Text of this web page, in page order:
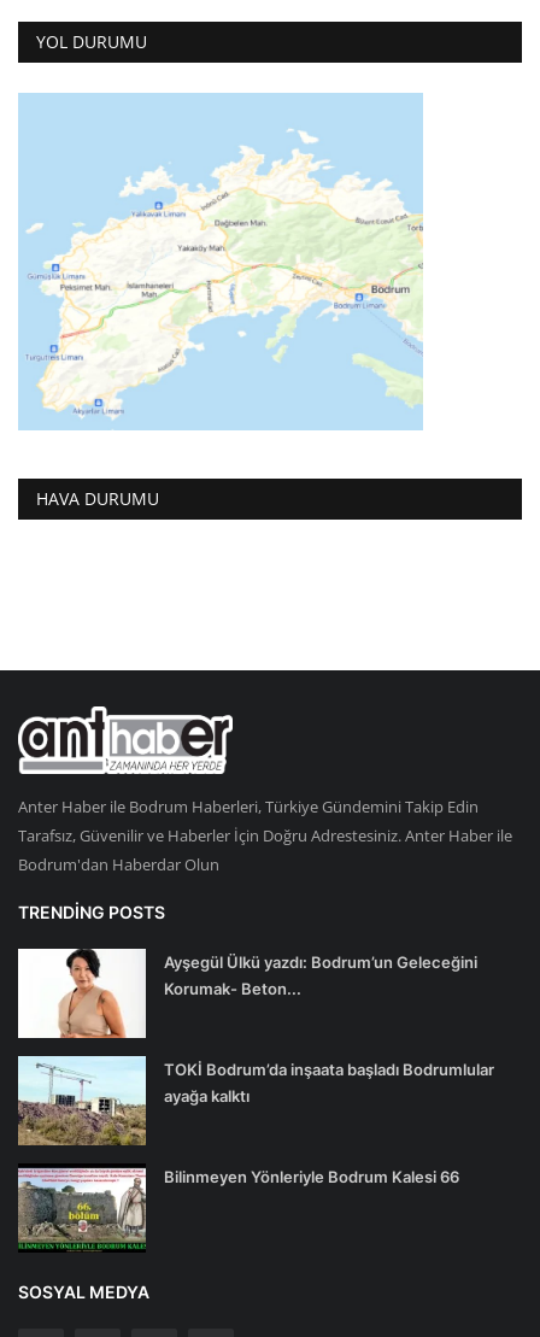
YOL DURUMU
HAVA DURUMU
Anter Haber ile Bodrum Haberleri, Türkiye Gündemini Takip Edin
Tarafsız, Güvenilir ve Haberler İçin Doğru Adrestesiniz. Anter Haber ile
Bodrum'dan Haberdar Olun
TRENDING POSTS
Ayşegül Ülkü yazdı: Bodrum’un Geleceğini
Korumak- Beton...
TOKİ Bodrum’da inşaata başladı Bodrumlular
ayağa kalktı
Bilinmeyen Yönleriyle Bodrum Kalesi 66
SOSYAL MEDYA